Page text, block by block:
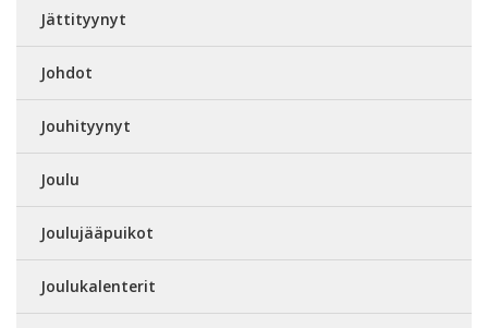
Jättityynyt
Johdot
Jouhityynyt
Joulu
Joulujääpuikot
Joulukalenterit